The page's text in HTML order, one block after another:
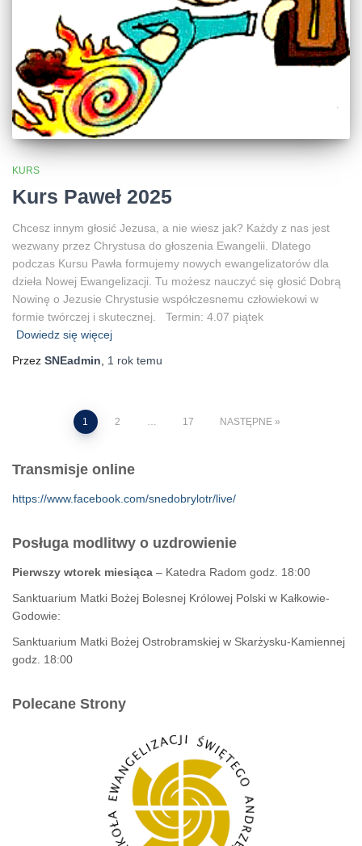
KURS
Kurs Paweł 2025
Chcesz innym głosić Jezusa, a nie wiesz jak? Każdy z nas jest
wezwany przez Chrystusa do głoszenia Ewangelii. Dlatego
podczas Kursu Pawła formujemy nowych ewangelizatorów dla
dzieła Nowej Ewangelizacji. Tu możesz nauczyć się głosić Dobrą
Nowinę o Jezusie Chrystusie współczesnemu człowiekowi w
formie twórczej i skutecznej. Termin: 4.07 piątek
Dowiedz się więcej
Przez SNEadmin 1 rok temu
Stronicowanie
wpisów
1 2 … 17 NASTĘPNE
Transmisje online
https://www.facebook.com/snedobrylotr/live/
Posługa modlitwy o uzdrowienie
Pierwszy wtorek miesiąca – Katedra Radom godz. 18:00
Sanktuarium Matki Bożej Bolesnej Królowej Polski w Kałkowie-
Godowie:
Sanktuarium Matki Bożej Ostrobramskiej w Skarżysku-Kamiennej
godz. 18:00
Polecane Strony